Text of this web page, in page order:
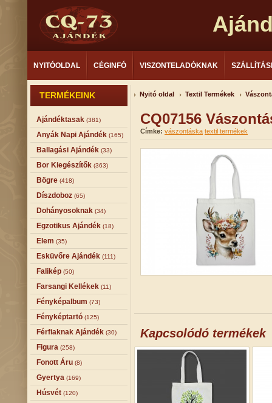
NYITÓOLDAL CÉGINFÓ VISZONTELADÓKNAK
TERMÉKEINK
Ajándéktasak (381)
Anyák Napi Ajándék (165)
Ballagási Ajándék (33)
Bor Kiegészítők (363)
Bögre (418)
Díszdoboz (65)
Dohányosoknak (34)
Egzotikus Ajándék (18)
Elem (35)
Esküvőre Ajándék (111)
Falikép (50)
Farsangi Kellékek (11)
Fényképalbum (73)
Fényképtartó (125)
Férfiaknak Ajándék (30)
Figura (258)
Fonott Áru (8)
Gyertya (169)
Húsvét (120)
Nyitó oldal Textil Termékek
CQ07156
Címke: vászontáska textil termékek
Kapcsolódó termékek